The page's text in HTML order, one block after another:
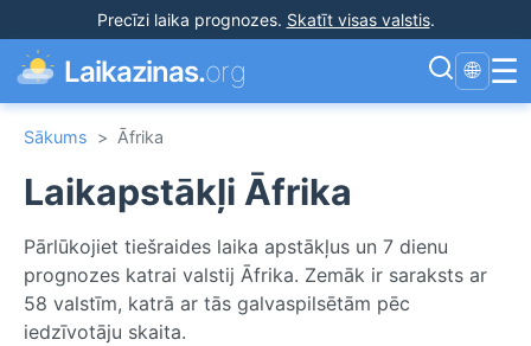
Precīzi laika prognozes. Skatīt visas valstis.
Laikazinas.org 🌐 ☰
Sākums > Āfrika
Laikapstākļi Āfrika
Pārlūkojiet tiešraides laika apstākļus un 7 dienu
prognozes katrai valstij Āfrika. Zemāk ir saraksts ar
58 valstīm, katrā ar tās galvaspilsētām pēc
iedzīvotāju skaita.